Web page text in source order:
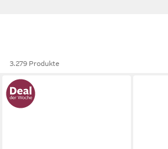
3.279 Produkte